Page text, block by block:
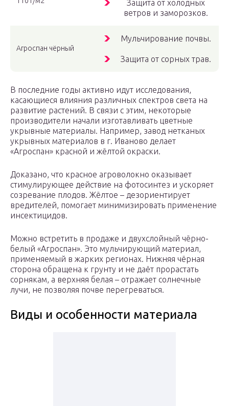
Защита от холодных
ветров и заморозков.
Агроспан чёрный
Мульчирование почвы.
Защита от сорных трав.
В последние годы активно идут исследования,
касающиеся влияния различных спектров света на
развитие растений. В связи с этим, некоторые
производители начали изготавливать цветные
укрывные материалы. Например, завод нетканых
укрывных материалов в г. Иваново делает
«Агроспан» красной и жёлтой окраски.
Доказано, что красное агроволокно оказывает
стимулирующее действие на фотосинтез и ускоряет
созревание плодов. Жёлтое – дезориентирует
вредителей, помогает минимизировать применение
инсектицидов.
Можно встретить в продаже и двухслойный чёрно-
белый «Агроспан». Это мульчирующий материал,
применяемый в жарких регионах. Нижняя чёрная
сторона обращена к грунту и не даёт прорастать
сорнякам, а верхняя белая – отражает солнечные
лучи, не позволяя почве перегреваться.
Виды и особенности материала